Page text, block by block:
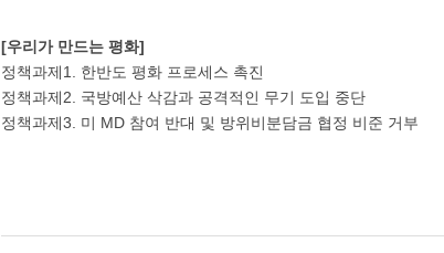
[우리가 만드는 평화]
정책과제1. 한반도 평화 프로세스 촉진
정책과제2. 국방예산 삭감과 공격적인 무기 도입 중단
정책과제3. 미 MD 참여 반대 및 방위비분담금 협정 비준 거부